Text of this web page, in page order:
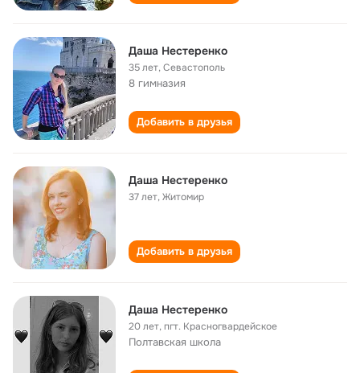
Даша Нестеренко
35 лет,Севастополь
8 гимназия
Добавить в друзья
Даша Нестеренко
37 лет,Житомир
Добавить в друзья
Даша Нестеренко
20 лет,пгт. Красногвардейское
Полтавская школа